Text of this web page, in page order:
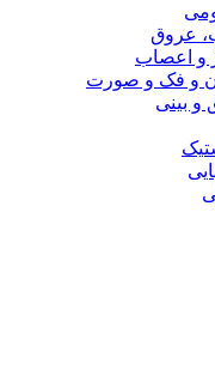
عروق
و اعصاب
و فک و صورت
بینی